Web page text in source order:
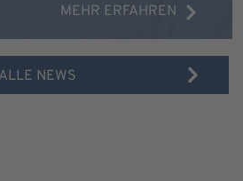
MEHR ERFAHREN
ALLE NEWS